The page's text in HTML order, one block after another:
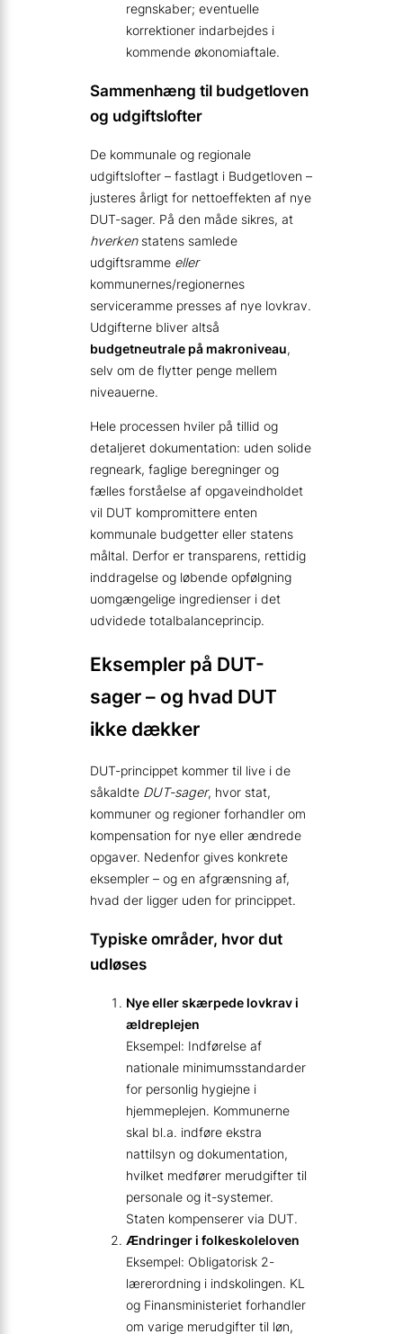
regnskaber; eventuelle
korrektioner indarbejdes i
kommende økonomiaftale.
Sammenhæng til budgetloven
og udgiftslofter
De kommunale og regionale
udgiftslofter – fastlagt i Budgetloven –
justeres årligt for nettoeffekten af nye
DUT-sager. På den måde sikres, at
hverkenstatens samlede
udgiftsramme eller
kommunernes/regionernes
serviceramme presses af nye lovkrav.
Udgifterne bliver altså
budgetneutrale på makroniveau,
selv om de flytter penge mellem
niveauerne.
Hele processen hviler på tillid og
detaljeret dokumentation: uden solide
regneark, faglige beregninger og
fælles forståelse af opgaveindholdet
vil DUT kompromittere enten
kommunale budgetter eller statens
måltal. Derfor er transparens, rettidig
inddragelse og løbende opfølgning
uomgængelige ingredienser i det
udvidede totalbalanceprincip.
Eksempler på DUT-
sager – og hvad DUT
ikke dækker
DUT-princippet kommer til live i de
såkaldte DUT-sager, hvor stat,
kommuner og regioner forhandler om
kompensation for nye eller ændrede
opgaver. Nedenfor gives konkrete
eksempler – og en afgrænsning af,
hvad der ligger uden for princip­pet.
Typiske områder, hvor dut
udløses
Nye eller skærpede lovkrav i
ældreplejen
Eksempel: Indførelse af
nationale minimumsstandarder
for personlig hygiejne i
hjemmeplejen. Kommunerne
skal bl.a. indføre ekstra
nattilsyn og dokumentation,
hvilket medfører merudgifter til
personale og it-systemer.
Staten kompenserer via DUT.
Ændringer i folkeskoleloven
Eksempel: Obligatorisk 2-
lærerordning i indskolingen. KL
og Finansministeriet forhandler
om varige merudgifter til løn,